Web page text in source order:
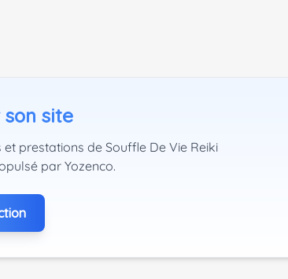
site
prestations de Souffle De Vie Reiki
par Yozenco.